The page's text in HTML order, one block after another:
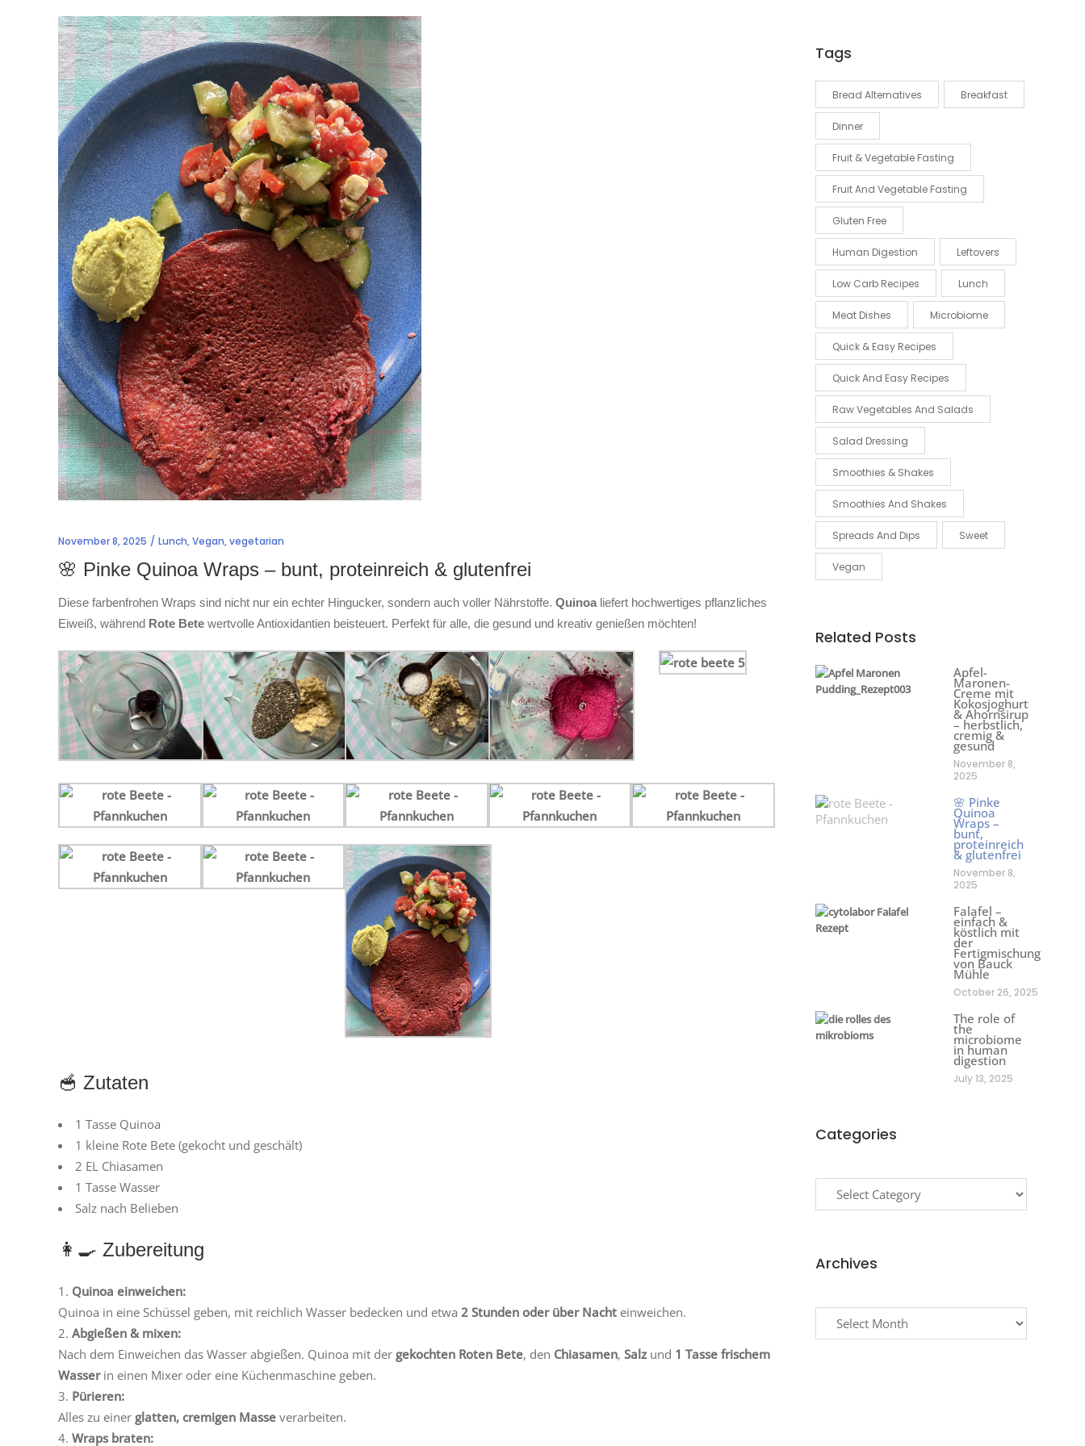
November 8, 2025 Lunch,Vegan,vegetarian
🌸 Pinke Quinoa Wraps – bunt, proteinreich & glutenfrei
Diese farbenfrohen Wraps sind nicht nur ein echter Hingucker, sondern auch voller Nährstoffe. Quinoa liefert hochwertiges pflanzliches
Eiweiß, während Rote Bete wertvolle Antioxidantien beisteuert. Perfekt für alle, die gesund und kreativ genießen möchten!
🥣 Zutaten
1 Tasse Quinoa
1 kleine Rote Bete (gekocht und geschält)
2 EL Chiasamen
1 Tasse Wasser
Salz nach Belieben
👩‍🍳 Zubereitung
Quinoa einweichen:
Quinoa in eine Schüssel geben, mit reichlich Wasser bedecken und etwa 2 Stunden oder über Nacht einweichen.
Abgießen & mixen:
Nach dem Einweichen das Wasser abgießen. Quinoa mit der gekochten Roten Bete, den Chiasamen, Salzund 1 Tasse frischem
Wasserin einen Mixer oder eine Küchenmaschine geben.
Pürieren:
Alles zu einer glatten, cremigen Masse verarbeiten.
Wraps braten:
Tags
Bread Alternatives Breakfast
Dinner
Fruit & Vegetable Fasting
Fruit And Vegetable Fasting
Gluten Free
Human Digestion Leftovers
Low Carb Recipes Lunch
Meat Dishes Microbiome
Quick & Easy Recipes
Quick And Easy Recipes
Raw Vegetables And Salads
Salad Dressing
Smoothies & Shakes
Smoothies And Shakes
Spreads And Dips Sweet
Vegan
Related Posts
Apfel-
Maronen-
Creme mit
Kokosjoghurt
& Ahornsirup
– herbstlich,
cremig &
gesund
November 8,
2025
🌸 Pinke
Quinoa
Wraps –
bunt,
proteinreich
& glutenfrei
November 8,
2025
Falafel –
einfach &
köstlich mit
der
Fertigmischung
von Bauck
Mühle
October 26, 2025
The role of
the
microbiome
in human
digestion
July 13, 2025
Categories
Archives